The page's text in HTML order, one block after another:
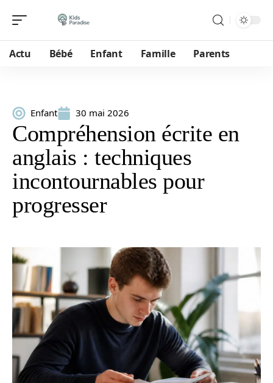
Actu Bébé Enfant Famille Parents
Enfant 30 mai 2026
Compréhension écrite en
anglais : techniques
incontournables pour
progresser